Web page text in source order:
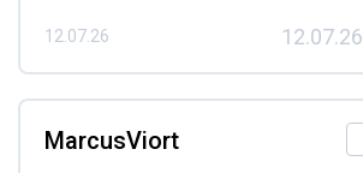
12.07.26 12.07.26
MarcusViort